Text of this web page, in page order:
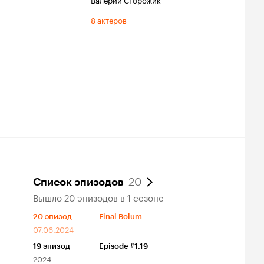
8 актеров
Список эпизодов 20
Вышло 20 эпизодов в 1 сезоне
20 эпизод
07.06.2024
Final Bolum
19 эпизод
2024
Episode #1.19